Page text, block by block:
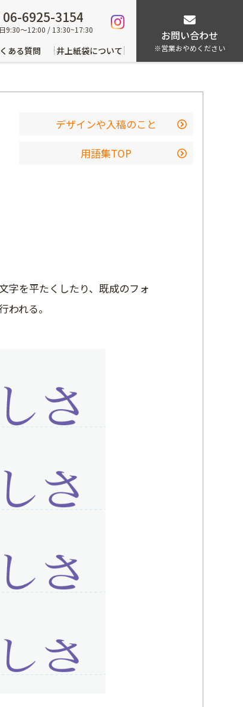
お問い合わせ
※営業おやめください
06-6925-3154
9:30～12:00 / 13:30~17:30
ある質問 井上紙袋について
デザインや入稿のこと
用語集TOP
字を平たくしたり、既成のフォ
れる。